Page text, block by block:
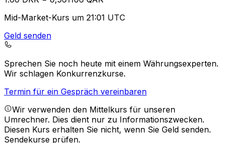
Mid-Market-Kurs um 21:01 UTC
Geld senden
Sprechen Sie noch heute mit einem Währungsexperten.
Wir schlagen Konkurrenzkurse.
Termin für ein Gespräch vereinbaren
Wir verwenden den Mittelkurs für unseren
Umrechner. Dies dient nur zu Informationszwecken.
Diesen Kurs erhalten Sie nicht, wenn Sie Geld senden.
Sendekurse prüfen.